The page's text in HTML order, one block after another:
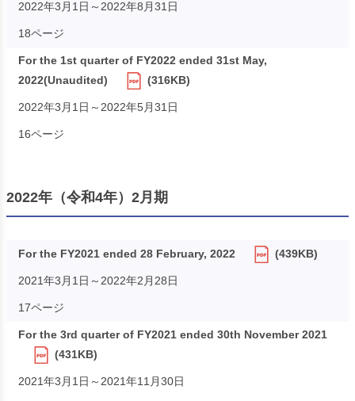
2022年3月1日～2022年8月31日
18ページ
For the 1st quarter of FY2022 ended 31st May,
2022(Unaudited)
(316KB)
2022年3月1日～2022年5月31日
16ページ
2022年（令和4年）2月期
For the FY2021 ended 28 February, 2022 (439KB)
2021年3月1日～2022年2月28日
17ページ
For the 3rd quarter of FY2021 ended 30th November 2021
(431KB)
2021年3月1日～2021年11月30日